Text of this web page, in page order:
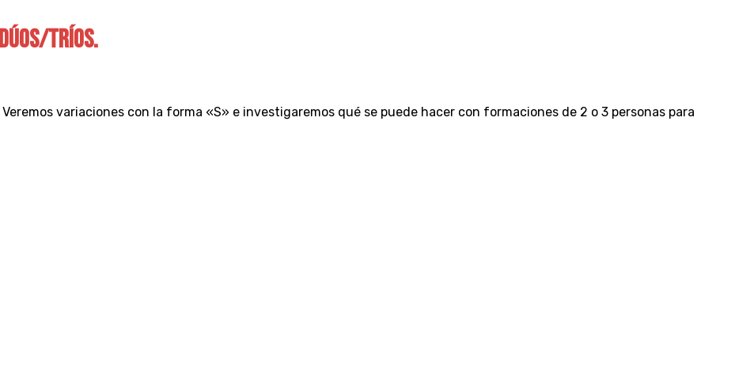
TRÍOS.
variaciones con la forma «S» e investigaremos qué se puede hacer con formaciones de 2 o 3 personas para